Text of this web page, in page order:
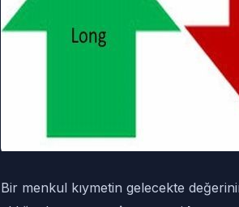
Bir menkul kıymetin gelecekte